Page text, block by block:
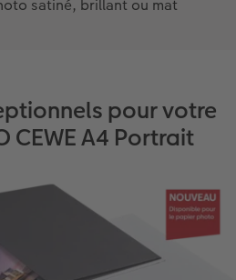
satiné, brillant ou mat
pour votre
CEWE A4 Portrait